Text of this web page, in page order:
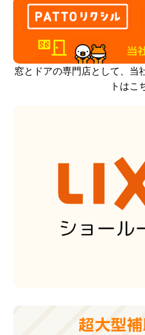
窓とドアの専門店として、当
トはこ